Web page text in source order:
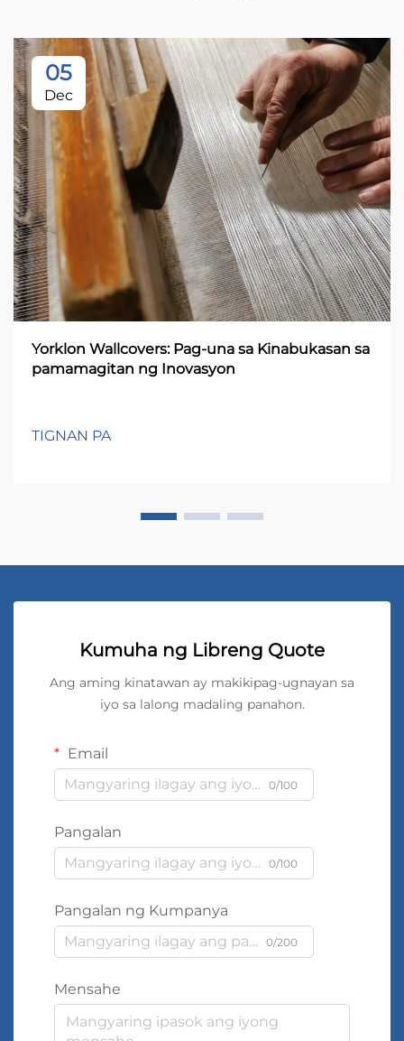
05
Dec
Yorklon Wallcovers: Pag-una sa Kinabukasan sa
pamamagitan ng Inovasyon
TIGNAN PA
Kumuha ng Libreng Quote
Ang aming kinatawan ay makikipag-ugnayan sa
iyo sa lalong madaling panahon.
Email
0/100
Pangalan
0/100
Pangalan ng Kumpanya
0/200
Mensahe